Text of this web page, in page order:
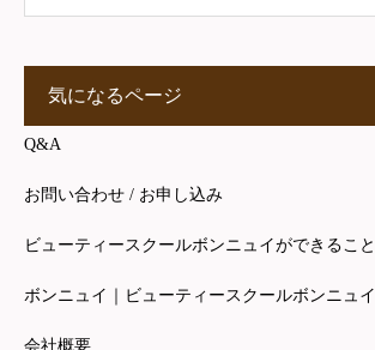
気になるページ
Q&A
お問い合わせ / お申し込み
ビューティースクールボンニュイができること
ボンニュイ｜ビューティースクールボンニュイ
会社概要